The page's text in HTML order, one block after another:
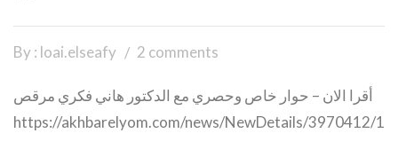
By : loai.elseafy 2 comments
أقرا الان – حوار خاص وحصري مع الدكتور هاني فكري مرقص
https://akhbarelyom.com/news/NewDetails/3970412/1